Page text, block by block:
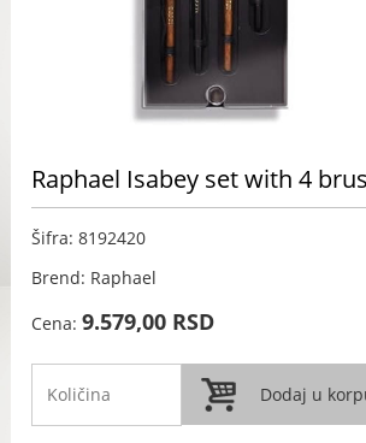
Raphael Isabey set with 4
Šifra: 8192420
Brend: Raphael
Cena:9.579,00 RSD